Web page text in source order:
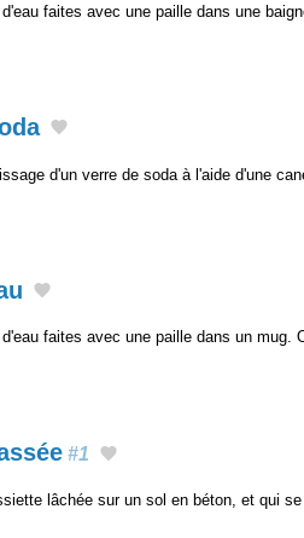
faites avec une paille dans une
d'un verre de soda à l'aide d'une
faites avec une paille dans un mug.
#1
lâchée sur un sol en béton, et qui